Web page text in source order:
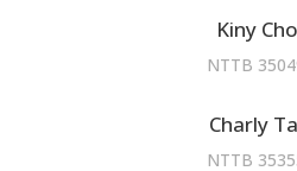
Kiny
NTTB
Charly
NTTB